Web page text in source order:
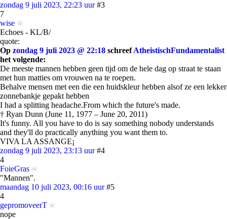
zondag 9 juli 2023, 22:23 uur #3
7
wise
Echoes - KL/B/
quote:
Op zondag 9 juli 2023 @ 22:18 schreefAtheistischFundamentalist
het volgende:
De meeste mannen hebben geen tijd om de hele dag op straat te staan
met hun matties om vrouwen na te roepen.
Behalve mensen met een die een huidskleur hebben alsof ze een lekker
zonnebankje gepakt hebben
I had a splitting headache.From which the future's made.
† Ryan Dunn (June 11, 1977 – June 20, 2011)
It's funny. All you have to do is say something nobody understands
and they'll do practically anything you want them to.
VIVA LA ASSANGE¡
zondag 9 juli 2023, 23:13 uur #4
4
FoieGras
"Mannen".
maandag 10 juli 2023, 00:16 uur #5
4
gepromoveerT
nope